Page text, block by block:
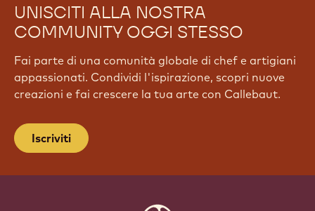
UNISCITI ALLA NOSTRA
COMMUNITY OGGI STESSO
Fai parte di una comunità globale di chef e artigiani
appassionati. Condividi l'ispirazione, scopri nuove
creazioni e fai crescere la tua arte con Callebaut.
Iscriviti